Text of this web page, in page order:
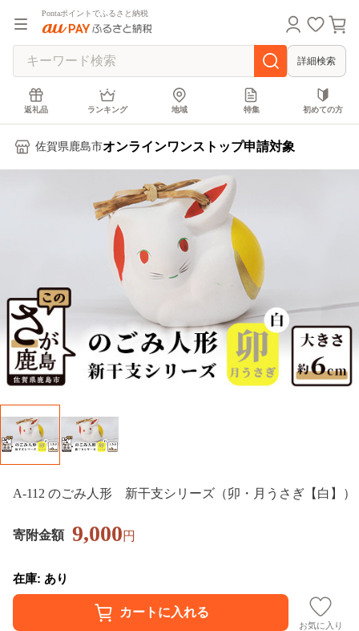
Pontaポイントでふるさと納税
詳細検索
返礼品 ランキング 地域 特集 初めての方
佐賀県鹿島市オンラインワンストップ申請対象
A-112 のごみ人形 新干支シリーズ（卯・月うさぎ【白】）
寄附金額 9,000円
在庫: あり
お気に入り